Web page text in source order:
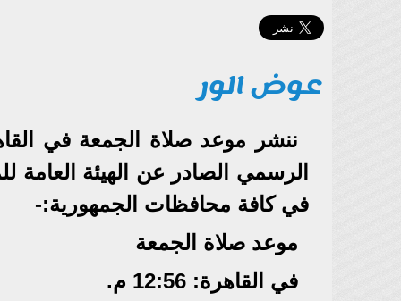
عوض الور
الرسمي الصادر عن الهيئة
في كافة محافظات الجمهورية:-
موعد صلاة الجمعة
في القاهرة: 12:56 م.